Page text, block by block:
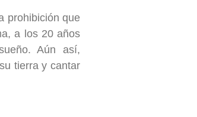
prohibición que
a los 20 años
Aún así,
tierra y cantar